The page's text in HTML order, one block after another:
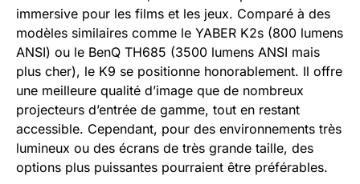
immersive pour les films et les jeux. Comparé à des
modèles similaires comme le YABER K2s (800 lumens
ANSI) ou le BenQ TH685 (3500 lumens ANSI mais
plus cher), le K9 se positionne honorablement. Il offre
une meilleure qualité d’image que de nombreux
projecteurs d’entrée de gamme, tout en restant
accessible. Cependant, pour des environnements très
lumineux ou des écrans de très grande taille, des
options plus puissantes pourraient être préférables.